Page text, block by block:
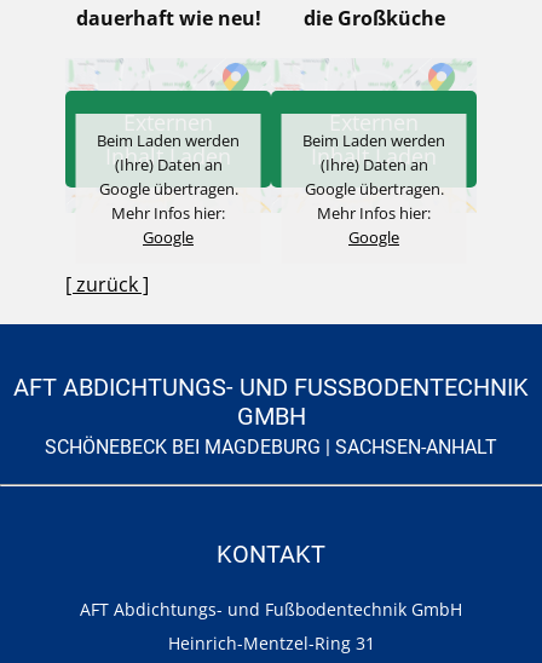
dauerhaft wie neu!
Externen
Inhalt Laden
Beim Laden werden
(Ihre) Daten an
Google übertragen.
Mehr Infos hier:
Google
[ zurück ]
die Großküche
Externen
Inhalt Laden
Beim Laden werden
(Ihre) Daten an
Google übertragen.
Mehr Infos hier:
Google
AFT ABDICHTUNGS- UND FUSSBODENTECHNIK G
MBH
SCHÖNEBECK BEI MAGDEBURG | SACHSEN-ANHALT
KONTAKT
AFT Abdichtungs- und Fußbodentechnik GmbH
Heinrich-Mentzel-Ring 31